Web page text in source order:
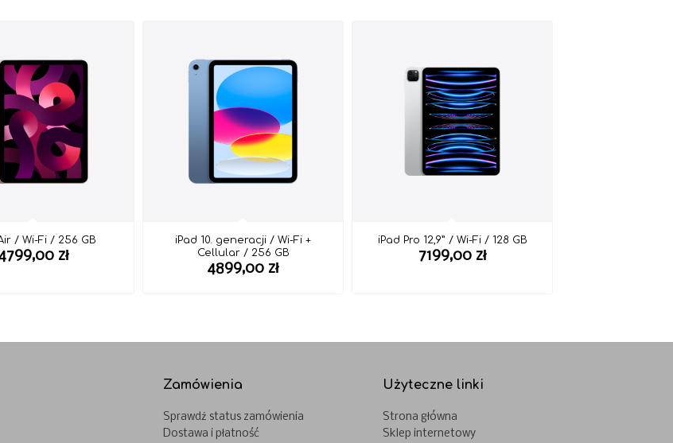
/ Wi-Fi / 256 GB
zł
iPad 10. generacji / Wi-Fi +
Cellular / 256 GB
4899,00 zł
iPad Pro 12,9” / Wi-Fi / 128 GB
7199,00 zł
Zamówienia
Sprawdź status zamówienia
Dostawa i płatność
Użyteczne linki
Strona główna
Sklep internetowy